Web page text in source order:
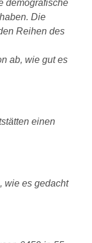
demografische
Die
Reihen des
ab, wie gut es
einen
wie es gedacht